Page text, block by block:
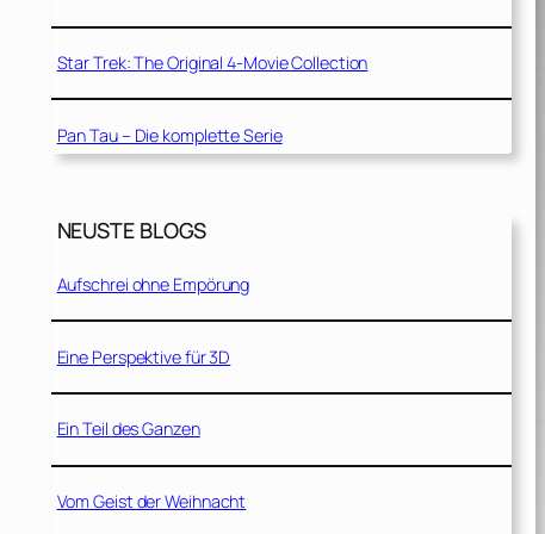
Star Trek: The Original 4-Movie Collection
Pan Tau – Die komplette Serie
NEUSTE BLOGS
Aufschrei ohne Empörung
Eine Perspektive für 3D
Ein Teil des Ganzen
Vom Geist der Weihnacht